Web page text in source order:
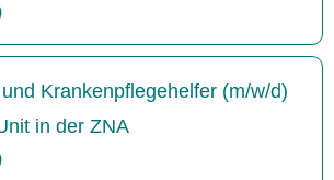
Krankenpflegehelfer (m/w/d)
in der ZNA